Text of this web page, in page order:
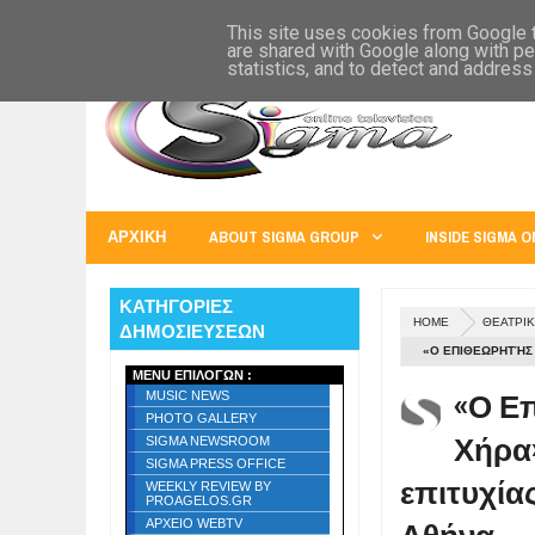
EUROPE U.S.A. AUSTRALIA
ΑΡΧΙΚΗ ABOUT SIGMA GROUP INSIDE SIGMA
HOME
«Ο ΕΠΙΘΕΩΡΗΤΉΣ
«Ο
ΚΑΤΗΓΟΡΙΕΣ
ΔΗΜΟΣΙΕΥΣΕΩΝ
MENU ΕΠΙΛΟΓΩΝ :
MUSIC NEWS
PHOTO GALLERY
SIGMA NEWSROOM
SIGMA PRESS OFFICE
WEEKLY REVIEW BY
PROAGELOS.GR
ΑΡΧΕΙΟ WEBTV
This site uses cookies from Google
are shared with Google along with
statistics, and to detect and address